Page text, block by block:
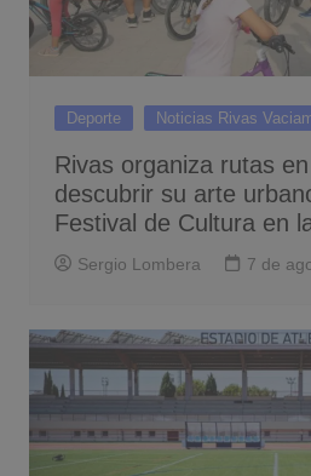
Deporte Noticias Rivas
Rivas organiza rutas
descubrir su arte
Festival de Cultura en
Sergio Lombera 7 de